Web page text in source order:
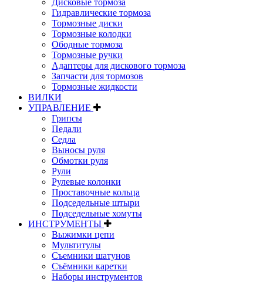
Дисковые тормоза
Гидравлические тормоза
Тормозные диски
Тормозные колодки
Ободные тормоза
Тормозные ручки
Адаптеры для дискового тормоза
Запчасти для тормозов
Тормозные жидкости
ВИЛКИ
УПРАВЛЕНИЕ
Грипсы
Педали
Седла
Выносы руля
Обмотки руля
Рули
Рулевые колонки
Проставочные кольца
Подседельные штыри
Подседельные хомуты
ИНСТРУМЕНТЫ
Выжимки цепи
Мультитулы
Съемники шатунов
Съёмники каретки
Наборы инструментов